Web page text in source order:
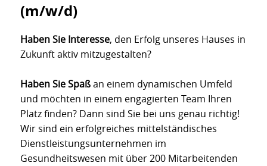
(m/w/d)
Haben Sie Interesse, den Erfolg unseres Hauses in
Zukunft aktiv mitzugestalten?
Haben Sie Spaßan einem dynamischen Umfeld
und möchten in einem engagierten Team Ihren
Platz finden? Dann sind Sie bei uns genau richtig!
Wir sind ein erfolgreiches mittelständisches
Dienstleistungsunternehmen im
Gesundheitswesen mit über 200 Mitarbeitenden